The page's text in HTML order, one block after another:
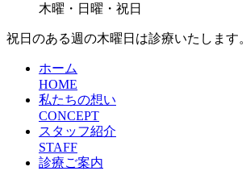
木曜・日曜・祝日
祝日のある週の木曜日は診療いたします。
ホーム
HOME
私たちの想い
CONCEPT
スタッフ紹介
STAFF
診療ご案内